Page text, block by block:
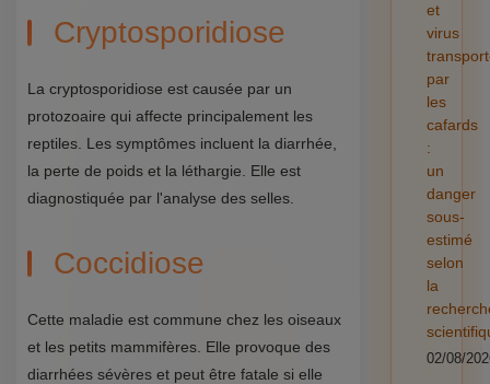
Cryptosporidiose
La cryptosporidiose est causée par un
protozoaire qui affecte principalement les
reptiles. Les symptômes incluent la diarrhée,
la perte de poids et la léthargie. Elle est
diagnostiquée par l'analyse des selles.
Coccidiose
Cette maladie est commune chez les oiseaux
et les petits mammifères. Elle provoque des
diarrhées sévères et peut être fatale si elle
et
virus
par
les
cafards
:
un
danger
sous-
estimé
selon
la
02/08/